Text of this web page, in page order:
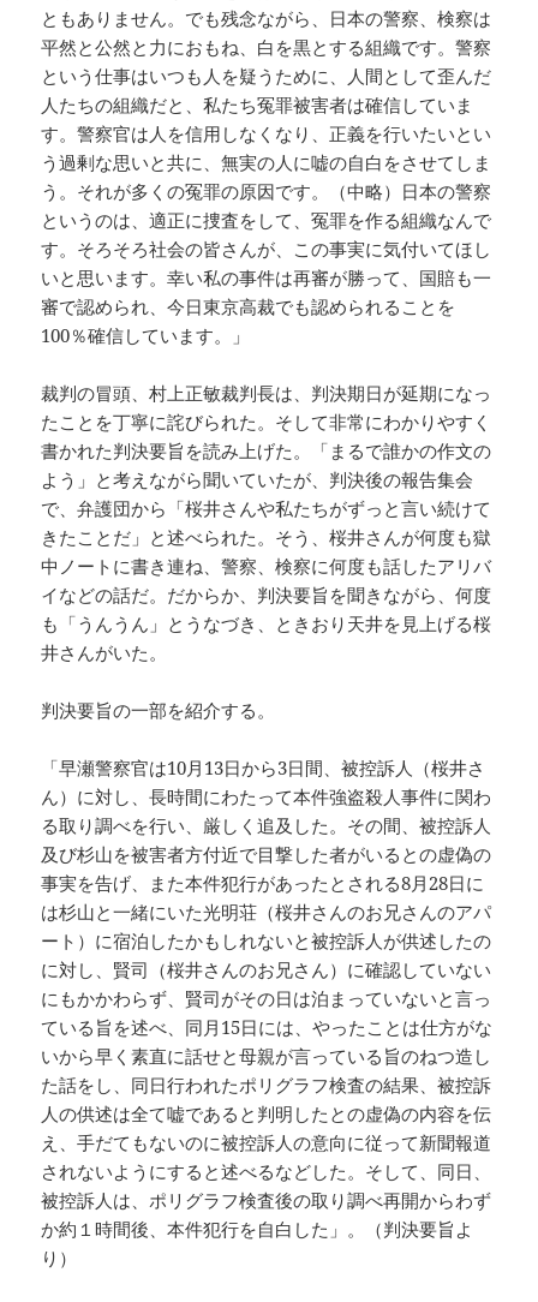
ともありません。でも残念ながら、日本の警察、検察は
平然と公然と力におもね、白を黒とする組織です。警察
という仕事はいつも人を疑うために、人間として歪んだ
人たちの組織だと、私たち冤罪被害者は確信していま
す。警察官は人を信用しなくなり、正義を行いたいとい
う過剰な思いと共に、無実の人に嘘の自白をさせてしま
う。それが多くの冤罪の原因です。（中略）日本の警察
というのは、適正に捜査をして、冤罪を作る組織なんで
す。そろそろ社会の皆さんが、この事実に気付いてほし
いと思います。幸い私の事件は再審が勝って、国賠も一
審で認められ、今日東京高裁でも認められることを
100％確信しています。」
裁判の冒頭、村上正敏裁判長は、判決期日が延期になっ
たことを丁寧に詫びられた。そして非常にわかりやすく
書かれた判決要旨を読み上げた。「まるで誰かの作文の
よう」と考えながら聞いていたが、判決後の報告集会
で、弁護団から「桜井さんや私たちがずっと言い続けて
きたことだ」と述べられた。そう、桜井さんが何度も獄
中ノートに書き連ね、警察、検察に何度も話したアリバ
イなどの話だ。だからか、判決要旨を聞きながら、何度
も「うんうん」とうなづき、ときおり天井を見上げる桜
井さんがいた。
判決要旨の一部を紹介する。
「早瀬警察官は10月13日から3日間、被控訴人（桜井さ
ん）に対し、長時間にわたって本件強盗殺人事件に関わ
る取り調べを行い、厳しく追及した。その間、被控訴人
及び杉山を被害者方付近で目撃した者がいるとの虚偽の
事実を告げ、また本件犯行があったとされる8月28日に
は杉山と一緒にいた光明荘（桜井さんのお兄さんのアパ
ート）に宿泊したかもしれないと被控訴人が供述したの
に対し、賢司（桜井さんのお兄さん）に確認していない
にもかかわらず、賢司がその日は泊まっていないと言っ
ている旨を述べ、同月15日には、やったことは仕方がな
いから早く素直に話せと母親が言っている旨のねつ造し
た話をし、同日行われたポリグラフ検査の結果、被控訴
人の供述は全て嘘であると判明したとの虚偽の内容を伝
え、手だてもないのに被控訴人の意向に従って新聞報道
されないようにすると述べるなどした。そして、同日、
被控訴人は、ポリグラフ検査後の取り調べ再開からわず
か約１時間後、本件犯行を自白した」。（判決要旨よ
り）